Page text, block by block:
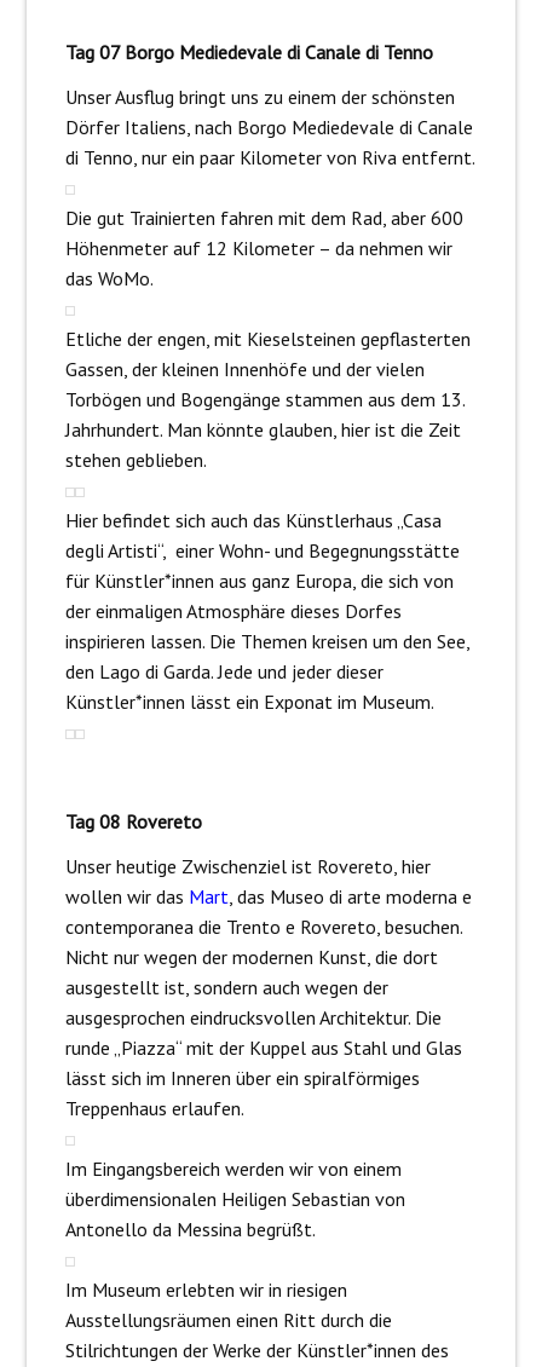
Tag 07 Borgo Mediedevale di Canale di Tenno
Unser Ausflug bringt uns zu einem der schönsten
Dörfer Italiens, nach Borgo Mediedevale di Canale
di Tenno, nur ein paar Kilometer von Riva entfernt.
Die gut Trainierten fahren mit dem Rad, aber 600
Höhenmeter auf 12 Kilometer – da nehmen wir
das WoMo.
Etliche der engen, mit Kieselsteinen gepflasterten
Gassen, der kleinen Innenhöfe und der vielen
Torbögen und Bogengänge stammen aus dem 13.
Jahrhundert. Man könnte glauben, hier ist die Zeit
stehen geblieben.
Hier befindet sich auch das Künstlerhaus „Casa
degli Artisti“, einer Wohn- und Begegnungsstätte
für Künstler*innen aus ganz Europa, die sich von
der einmaligen Atmosphäre dieses Dorfes
inspirieren lassen. Die Themen kreisen um den See,
den Lago di Garda. Jede und jeder dieser
Künstler*innen lässt ein Exponat im Museum.
Tag 08 Rovereto
Unser heutige Zwischenziel ist Rovereto, hier
wollen wir das Mart, das Museo di arte moderna e
contemporanea die Trento e Rovereto, besuchen.
Nicht nur wegen der modernen Kunst, die dort
ausgestellt ist, sondern auch wegen der
ausgesprochen eindrucksvollen Architektur. Die
runde „Piazza“ mit der Kuppel aus Stahl und Glas
lässt sich im Inneren über ein spiralförmiges
Treppenhaus erlaufen.
Im Eingangsbereich werden wir von einem
überdimensionalen Heiligen Sebastian von
Antonello da Messina begrüßt.
Im Museum erlebten wir in riesigen
Ausstellungsräumen einen Ritt durch die
Stilrichtungen der Werke der Künstler*innen des